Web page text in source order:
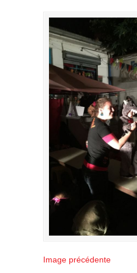
Image précédente